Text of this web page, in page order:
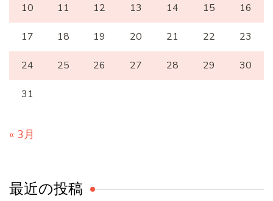
10 11 12 13 14 15 16
17 18 19 20 21 22 23
24 25 26 27 28 29 30
31
« 3月
最近の投稿